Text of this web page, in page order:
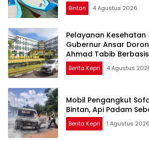
Bintan 4 Agustus 2026
Pelayanan Kesehatan
Gubernur Ansar
Ahmad Tabib Berbasis
Berita Kepri 4 Agustus
Mobil Pengangkut
Bintan, Api Padam
Berita Kepri 1 Agustus 2026